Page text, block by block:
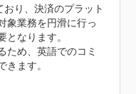
り、決済のプラット
象業務を円滑に行っ
となります。
ため、英語でのコミ
きます。